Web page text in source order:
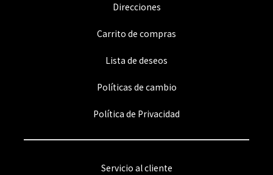
Direcciones
Carrito de compras
Lista de deseos
Políticas de cambio
Política de Privacidad
Servicio al cliente